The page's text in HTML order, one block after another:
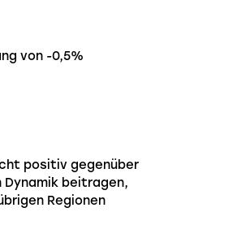
von -0,5%
positiv gegenüber
Dynamik beitragen,
Regionen